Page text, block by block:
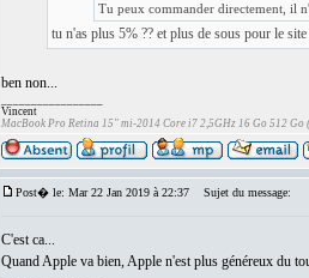
Tu peux commander directement, il
tu n'as plus 5% ?? et plus de sous pour le site
ben non...
Vincent
MacBook Pro Retina 15" mi-2014 Core i7 2,5GHz 16 Go 512 Go
Post� le: Mar 22 Jan 2019 à 22:37 Sujet du message:
C'est ca...
Quand Apple va bien, Apple n'est plus généreux du